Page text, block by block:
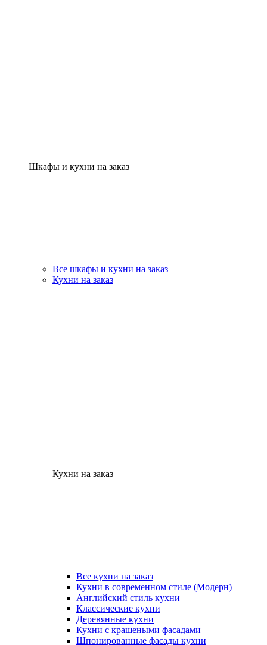
Шкафы и кухни на заказ
Все шкафы и кухни на заказ
Кухни на заказ
Кухни на заказ
Все кухни на заказ
Кухни в современном стиле (Модерн)
Английский стиль кухни
Классические кухни
Деревянные кухни
Кухни с крашеными фасадами
Шпонированные фасады кухни